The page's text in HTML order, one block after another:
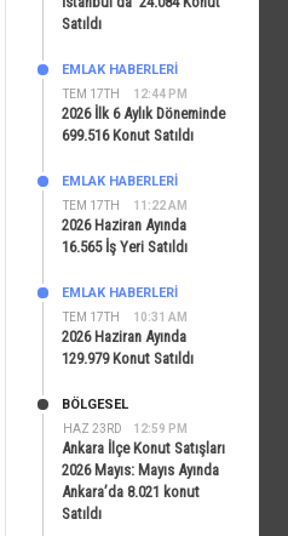
Satıldı
TEM 17TH 12:44 PM
EMLAK HABERLERI
2026 İlk 6 Aylık Döneminde
699.516 Konut Satıldı
TEM 17TH 11:22 AM
EMLAK HABERLERI
2026 Haziran Ayında
16.565 İş Yeri Satıldı
TEM 17TH 10:31 AM
EMLAK HABERLERI
2026 Haziran Ayında
129.979 Konut Satıldı
HAZ 23RD 12:59 PM
BÖLGESEL
Ankara İlçe Konut Satışları
2026 Mayıs: Mayıs Ayında
Ankara’da 8.021 konut
Satıldı